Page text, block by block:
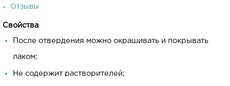
Отзывы
Свойства
После отвердения можно окрашивать и покрывать
лаком;
Не содержит растворителей;